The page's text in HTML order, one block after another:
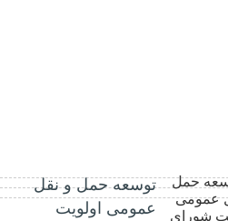
توسعه حمل و نقل
عمومی اولویت